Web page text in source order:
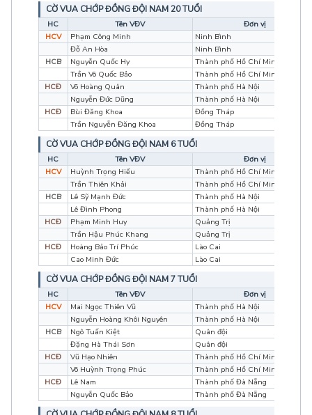
CỜ VUA CHỚP ĐỒNG ĐỘI NAM 20 TUỔI
HC Tên VĐV
Đơn vị
HCV
Phạm Công Minh
Ninh Bình
Đỗ An Hòa
Ninh Bình
HCB
Nguyễn Quốc Hy
Thành phố Hồ Chí Minh
Trần Võ Quốc Bảo
Thành phố Hồ Chí Minh
HCĐ
Võ Hoàng Quân
Thành phố Hà Nội
Nguyễn Đức Dũng
Thành phố Hà Nội
HCĐ
Bùi Đăng Khoa
Đồng Tháp
Trần Nguyễn Đăng Khoa
Đồng Tháp
CỜ VUA CHỚP ĐỒNG ĐỘI NAM 6 TUỔI
HC Tên VĐV
Đơn vị
HCV
Huỳnh Trọng Hiếu
Thành phố Hồ Chí Minh
Trần Thiên Khải
Thành phố Hồ Chí Minh
HCB
Lê Sỹ Mạnh Đức
Thành phố Hà Nội
Lê Đình Phong
Thành phố Hà Nội
HCĐ
Phạm Minh Huy
Quảng Trị
Trần Hậu Phúc Khang
Quảng Trị
HCĐ
Hoàng Bảo Trí Phúc
Lào Cai
Cao Minh Đức
Lào Cai
CỜ VUA CHỚP ĐỒNG ĐỘI NAM 7 TUỔI
HC Tên VĐV
Đơn vị
HCV
Mai Ngọc Thiên Vũ
Thành phố Hà Nội
Nguyễn Hoàng Khôi Nguyên
Thành phố Hà Nội
HCB
Ngô Tuấn Kiệt
Quân đội
Đặng Hà Thái Sơn
Quân đội
HCĐ
Vũ Hạo Nhiên
Thành phố Hồ Chí Minh
Võ Huỳnh Trọng Phúc
Thành phố Hồ Chí Minh
HCĐ
Lê Nam
Thành phố Đà Nẵng
Nguyễn Quốc Bảo
Thành phố Đà Nẵng